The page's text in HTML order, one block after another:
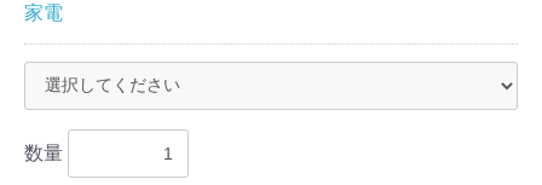
家電
数量